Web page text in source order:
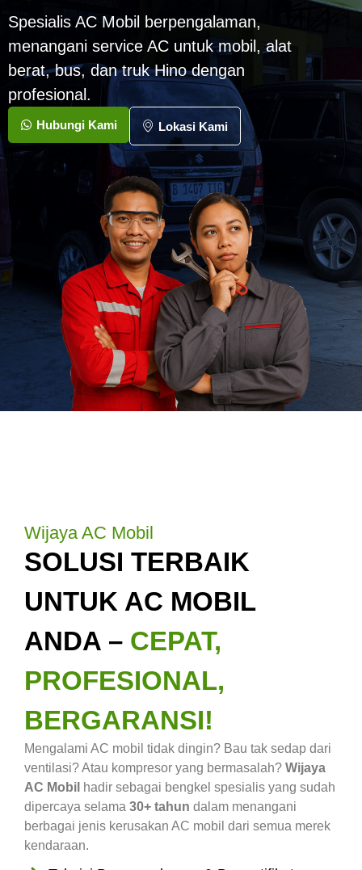
Spesialis AC Mobil berpengalaman,
menangani service AC untuk mobil, alat
berat, bus, dan truk Hino dengan
profesional.
Hubungi Kami Lokasi Kami
Wijaya AC Mobil
SOLUSI TERBAIK
UNTUK AC MOBIL
ANDA – CEPAT,
PROFESIONAL,
BERGARANSI!
Mengalami AC mobil tidak dingin? Bau tak sedap dari
ventilasi? Atau kompresor yang bermasalah? Wijaya
AC Mobil hadir sebagai bengkel spesialis yang sudah
dipercaya selama 30+ tahun dalam menangani
berbagai jenis kerusakan AC mobil dari semua merek
kendaraan.